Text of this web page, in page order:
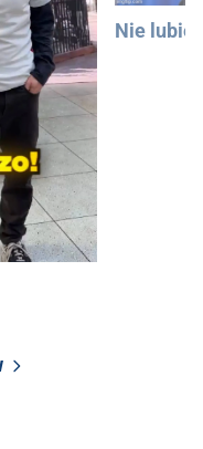
Nie lubię